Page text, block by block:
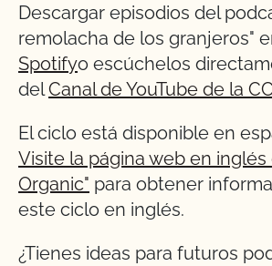
Descargar episodios del
remolacha de los granjeros"
Spotifyo escúchelos
delCanal de YouTube de la
El ciclo está disponible en
Visite la página web en inglés
Organic" para obtener
este ciclo en inglés.
¿Tienes ideas para futuros